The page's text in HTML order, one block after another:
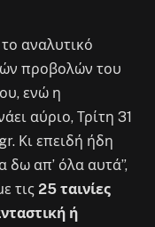
αναλυτικό
προβολών του
ενώ η
αύριο, Τρίτη 31
Κι επειδή ήδη
δω απ’ όλα αυτά”,
τις 25 ταινίες
ή